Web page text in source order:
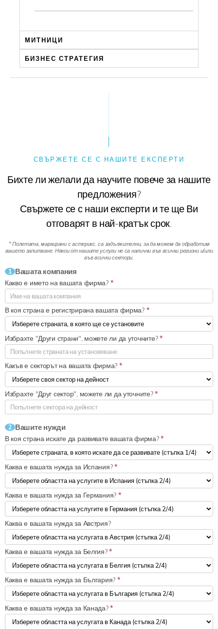
МИТНИЦИ
БИЗНЕС СТРАТЕГИЯ
СВЪРЖЕТЕ СЕ С НАШИТЕ ЕКСПЕРТИ
Бихте ли желали да научите повече за нашите
предложения?
Свържете се с наши експерти и те ще Ви
отговарят в най-кратък срок.
* Полетата, маркирани с астерикс, са задължителни, за да можем да обработим
вашето запитване. Някои от нашите услуги не са налични във всички региони и/или
във всички сектори.
1 Вашата компания
Какво е името на вашата фирма? *
В коя страна е регистрирана вашата фирма? *
Какъв е секторът на вашата фирма? *
Избрахте "Други страни", можете ли да уточните?*
Избрахте "Друг сектор", можете ли да уточните?*
2 Вашите нужди
В коя страна искате да развивате вашата фирма?*
Каква е вашата нужда за Испания?*
Каква е вашата нужда за Германия? *
Каква е вашата нужда за Австрия?
Каква е вашата нужда за Белгия?*
Каква е вашата нужда за България? *
Каква е вашата нужда за Канада?*